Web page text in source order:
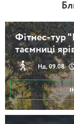
Фітнес-тур
таємниці
Нд, 09.08